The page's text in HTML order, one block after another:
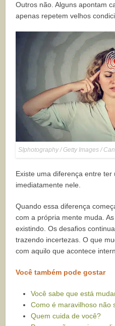
Outros não. Alguns apontam
apenas repetem velhos
SIphotography / Getty Images /
Existe uma diferença entre
imediatamente nele.
Quando essa diferença
com a própria mente muda.
existindo. Os desafios
trazendo incertezas. O que
com aquilo que acontece
Você também pode gostar
Você sabe que está
Como é maravilhoso não
Quem cuida de você?